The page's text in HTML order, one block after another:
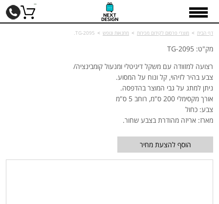
דף הבית > מוצרי פרסום לקידום מכירות > מחנאות ונופש >
TG-2095.
מק"ט: TG-2095
רצועה למזוודה עם משקל דיגיטלי ומנעול קומבינציה/
צבע בהיר לזיהוי, קל ונוח על המסוע.
ניתן למתג על גבי המוצר בהדפסה.
אורך מקסימלי 200 ס"מ, רוחב 5 ס"מ
צבע: כחול
מארז: אריזה מהודרת בצבע שחור.
הוסף להצעת מחיר